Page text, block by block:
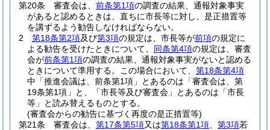
第20条
審査会は、 前条第1項の調査の結果、通報対象事実
があると認めるときは、直ちに市長等に対し、是正措置等
を講ずるよう勧告しなければならない。
2
第18条第2項及び第3項の規定は、市長等が前項の規定に
よる勧告を受けたときについて、 同条第4項の規定は、審査
会が前条第1項の調査の結果、通報対象事実がないと認める
ときについて準用する。
この場合において、 第18条第4項
中「推進会議は、前条第1項」とあるのは「審査会は、第
19条第1項」と、「市長等及び審査会」とあるのは「市長
等」と読み替えるものとする。
(審査会からの勧告に基づく再度の是正措置等)
第21条
審査会は、 第17条第5項又は第18条第1項 第3項若